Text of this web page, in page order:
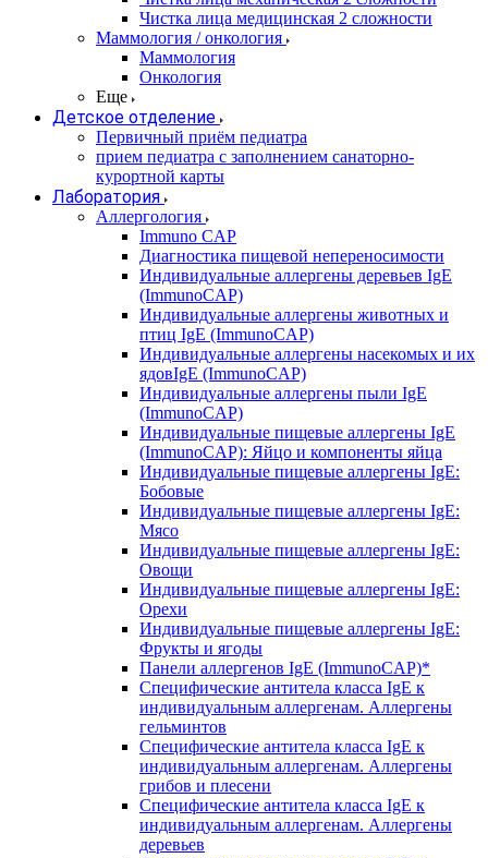
Чистка лица медицинская 2 сложности
Маммология / онкология
Маммология
Онкология
Еще
Детское отделение
Первичный приём педиатра
прием педиатра с заполнением санаторно-
курортной карты
Лаборатория
Аллергология
Immuno CAP
Диагностика пищевой непереносимости
Индивидуальные аллергены деревьев IgE
(ImmunoCAP)
Индивидуальные аллергены животных и
птиц IgE (ImmunoCAP)
Индивидуальные аллергены насекомых и их
ядовIgE (ImmunoCAP)
Индивидуальные аллергены пыли IgE
(ImmunoCAP)
Индивидуальные пищевые аллергены IgE
(ImmunoCAP): Яйцо и компоненты яйца
Индивидуальные пищевые аллергены IgE:
Бобовые
Индивидуальные пищевые аллергены IgE:
Мясо
Индивидуальные пищевые аллергены IgE:
Овощи
Индивидуальные пищевые аллергены IgE:
Орехи
Индивидуальные пищевые аллергены IgE:
Фрукты и ягоды
Панели аллергенов IgE (ImmunoCAP)*
Специфические антитела класса IgE к
индивидуальным аллергенам. Аллергены
гельминтов
Специфические антитела класса IgE к
индивидуальным аллергенам. Аллергены
грибов и плесени
Специфические антитела класса IgE к
индивидуальным аллергенам. Аллергены
деревьев